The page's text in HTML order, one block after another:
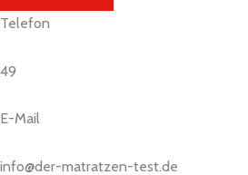
Telefon
49
E-Mail
info@der-matratzen-test.de